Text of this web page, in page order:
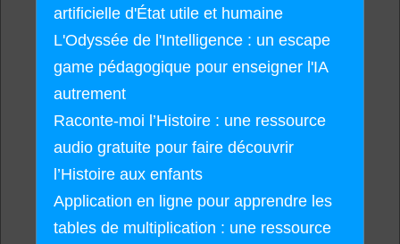
artificielle d'État utile et humaine
L'Odyssée de l'Intelligence : un escape
game pédagogique pour enseigner l'IA
autrement
Raconte-moi l’Histoire : une ressource
audio gratuite pour faire découvrir
l’Histoire aux enfants
Application en ligne pour apprendre les
tables de multiplication : une ressource